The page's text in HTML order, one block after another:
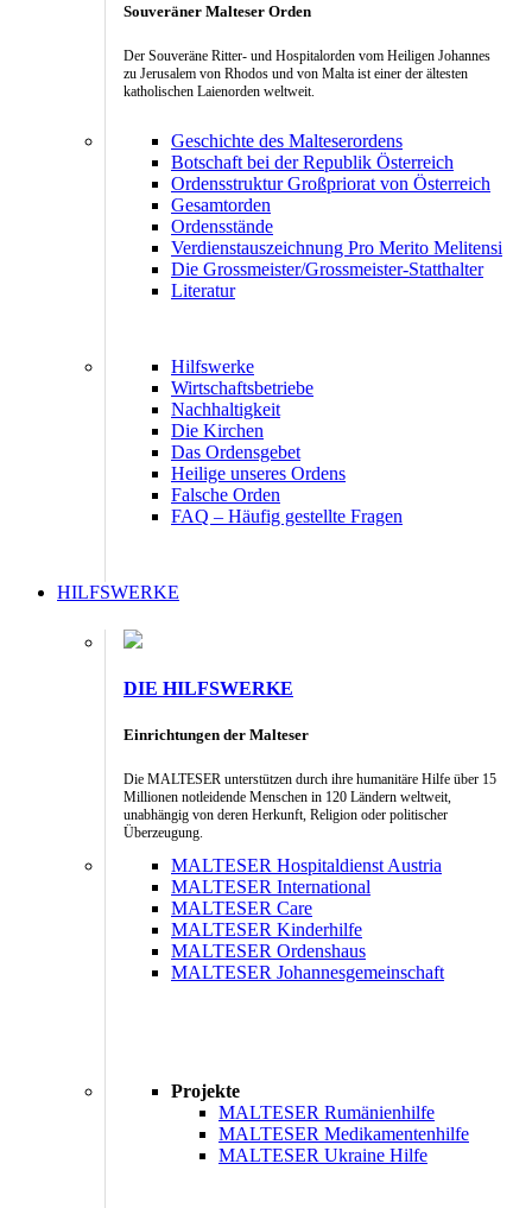
Souveräner Malteser Orden
Der Souveräne Ritter- und Hospitalorden vom Heiligen Johannes
zu Jerusalem von Rhodos und von Malta ist einer der ältesten
katholischen Laienorden weltweit.
Geschichte des Malteserordens
Botschaft bei der Republik Österreich
Ordensstruktur Großpriorat von Österreich
Gesamtorden
Ordensstände
Verdienstauszeichnung Pro Merito Melitensi
Die Grossmeister/Grossmeister-Statthalter
Literatur
Hilfswerke
Wirtschaftsbetriebe
Nachhaltigkeit
Die Kirchen
Das Ordensgebet
Heilige unseres Ordens
Falsche Orden
FAQ – Häufig gestellte Fragen
HILFSWERKE
DIE HILFSWERKE
Einrichtungen der Malteser
Die MALTESER unterstützen durch ihre humanitäre Hilfe über 15
Millionen notleidende Menschen in 120 Ländern weltweit,
unabhängig von deren Herkunft, Religion oder politischer
Überzeugung.
MALTESER Hospitaldienst Austria
MALTESER International
MALTESER Care
MALTESER Kinderhilfe
MALTESER Ordenshaus
MALTESER Johannesgemeinschaft
Projekte
MALTESER Rumänienhilfe
MALTESER Medikamentenhilfe
MALTESER Ukraine Hilfe